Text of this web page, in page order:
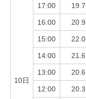
10日
17:00 19.7
16:00 20.9
15:00 22.0
14:00 21.6
13:00 20.6
12:00 20.3